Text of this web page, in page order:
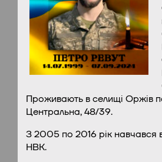
Проживають в селищі Оржів
Центральна, 48/39.
З 2005 по 2016 рік навчався
НВК.